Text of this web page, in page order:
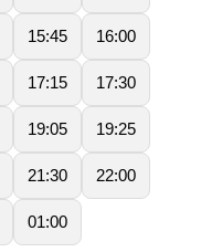
15:45 16:00
17:15 17:30
19:05 19:25
21:30 22:00
01:00